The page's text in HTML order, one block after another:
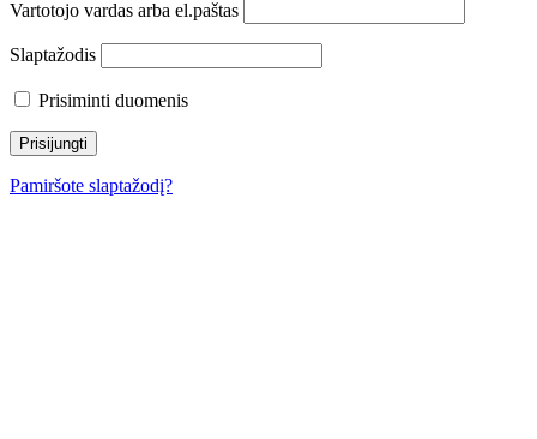
Vartotojo vardas arba el.paštas
Slaptažodis
Prisiminti duomenis
Pamiršote slaptažodį?